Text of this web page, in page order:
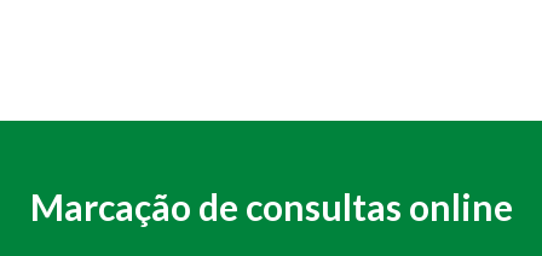
Marcação de consultas online